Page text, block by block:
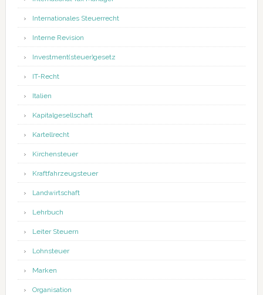
Internationales Steuerrecht
Interne Revision
Investment(steuer)gesetz
IT-Recht
Italien
Kapitalgesellschaft
Kartellrecht
Kirchensteuer
Kraftfahrzeugsteuer
Landwirtschaft
Lehrbuch
Leiter Steuern
Lohnsteuer
Marken
Organisation